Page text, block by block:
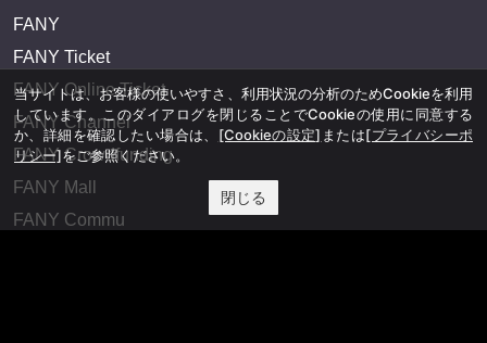
FANY
FANY Ticket
FANY Online Ticket
FANY Channel
FANY Crowdfunding
FANY Mall
FANY Commu
当サイトは、お客様の使いやすさ、利用状況の分析のためCookieを利用
しています。このダイアログを閉じることでCookieの使用に同意する
か、詳細を確認したい場合は、 [Cookieの設定] または[プライバシーポ
リシー]をご参照ください。
閉じる